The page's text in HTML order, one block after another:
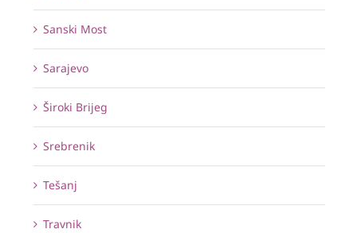
Sanski Most
Sarajevo
Široki Brijeg
Srebrenik
Tešanj
Travnik